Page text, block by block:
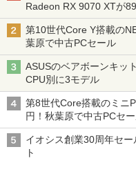
Radeon RX 9070 XTが
型モニターが9,801円、
第10世代Core Y搭載の
葉原で中古PCセール
ASUSのベアボーンキッ
CPU別に3モデル
第8世代Core搭載のミニ
円！秋葉原で中古PCセ
イオシス創業30周年セ
ト